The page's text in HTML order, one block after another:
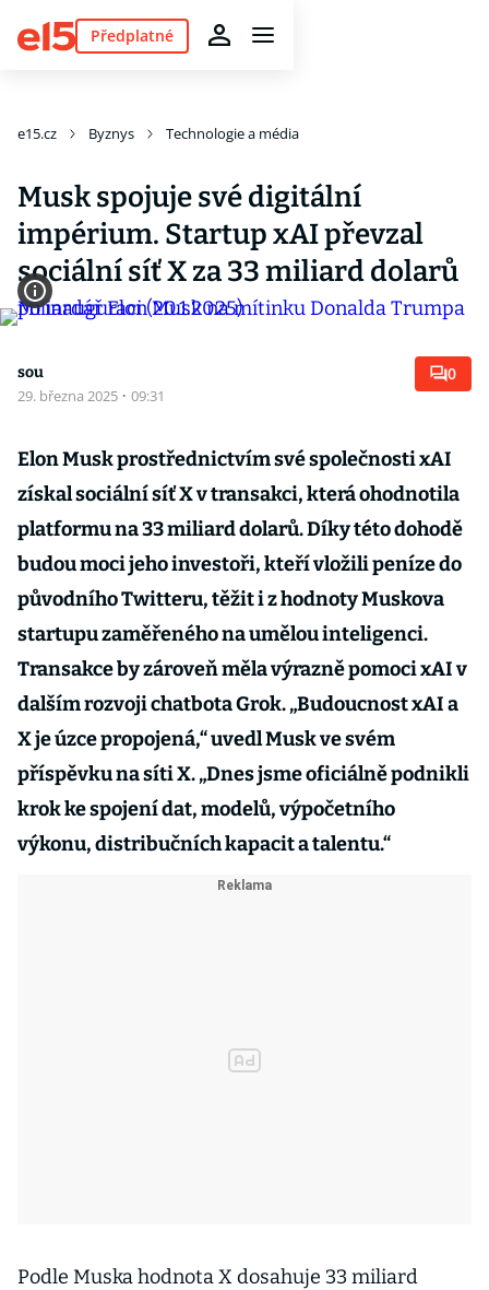
Předplatné
e15.cz Byznys Technologie a média
Musk spojuje své digitální
impérium. Startup xAI převzal
sociální síť X za 33 miliard dolarů
sou
29. března 2025 · 09:31
0
Elon Musk prostřednictvím své společnosti xAI
získal sociální síť X v transakci, která ohodnotila
platformu na 33 miliard dolarů. Díky této dohodě
budou moci jeho investoři, kteří vložili peníze do
původního Twitteru, těžit i z hodnoty Muskova
startupu zaměřeného na umělou inteligenci.
Transakce by zároveň měla výrazně pomoci xAI v
dalším rozvoji chatbota Grok. „Budoucnost xAI a
X je úzce propojená,“ uvedl Musk ve svém
příspěvku na síti X. „Dnes jsme oficiálně podnikli
krok ke spojení dat, modelů, výpočetního
výkonu, distribučních kapacit a talentu.“
Podle Muska hodnota X dosahuje 33 miliard